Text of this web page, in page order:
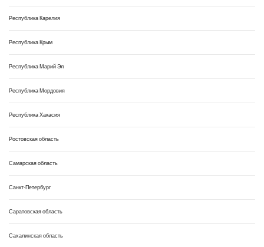
Республика Карелия
Республика Крым
Республика Марий Эл
Республика Мордовия
Республика Хакасия
Ростовская область
Самарская область
Санкт-Петербург
Саратовская область
Сахалинская область